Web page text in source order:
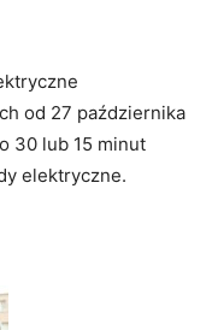
od 27 października
30 lub 15 minut
elektryczne.